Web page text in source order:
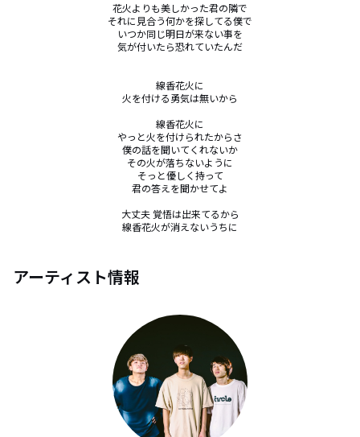
花火よりも美しかった君の隣で
それに見合う何かを探してる僕で
いつか同じ明日が来ない事を
気が付いたら恐れていたんだ
線香花火に
火を付ける勇気は無いから
線香花火に
やっと火を付けられたからさ
僕の話を聞いてくれないか
その火が落ちないように
そっと優しく持って
君の答えを聞かせてよ
大丈夫 覚悟は出来てるから
線香花火が消えないうちに
アーティスト情報